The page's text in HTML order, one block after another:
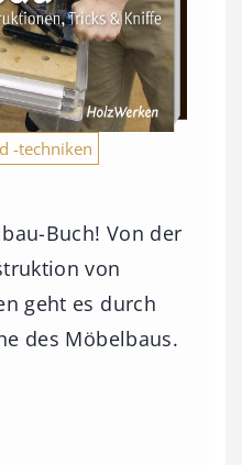
-techniken
Buch! Von der
von
geht es durch
des Möbelbaus.